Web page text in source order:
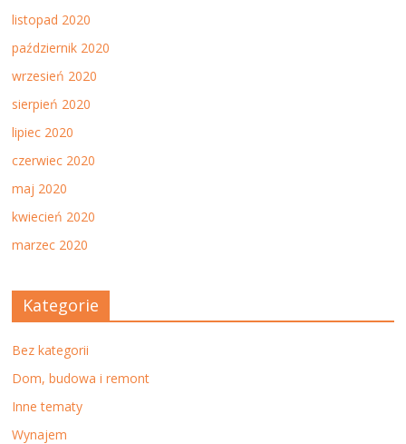
listopad 2020
październik 2020
wrzesień 2020
sierpień 2020
lipiec 2020
czerwiec 2020
maj 2020
kwiecień 2020
marzec 2020
Kategorie
Bez kategorii
Dom, budowa i remont
Inne tematy
Wynajem